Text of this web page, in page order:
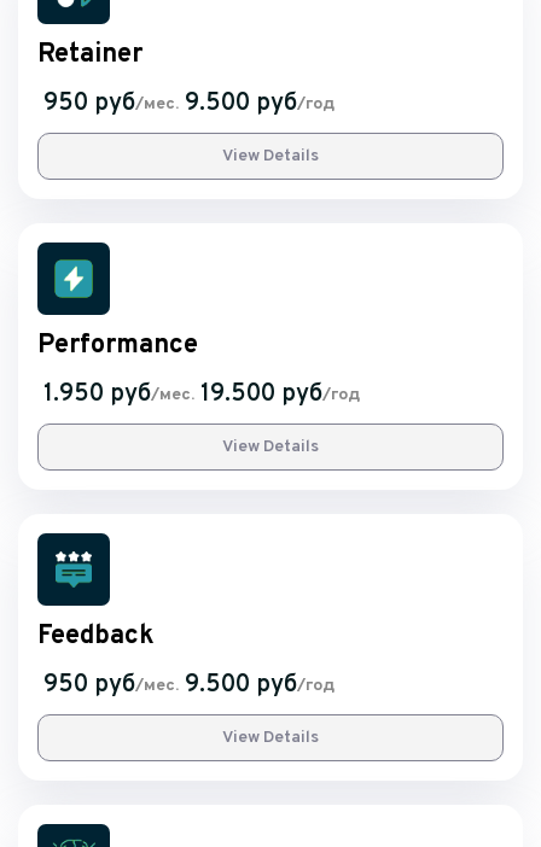
Retainer
950 руб/мес. 9.500 руб/год
View Details
Performance
1.950 руб/мес. 19.500 руб/год
View Details
Feedback
950 руб/мес. 9.500 руб/год
View Details